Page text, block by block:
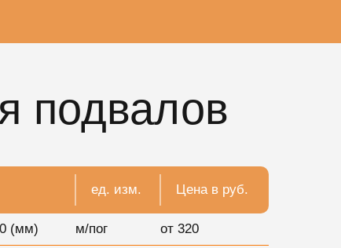
подвалов
ед. изм. Цена в руб.
(мм) м/пог от 320